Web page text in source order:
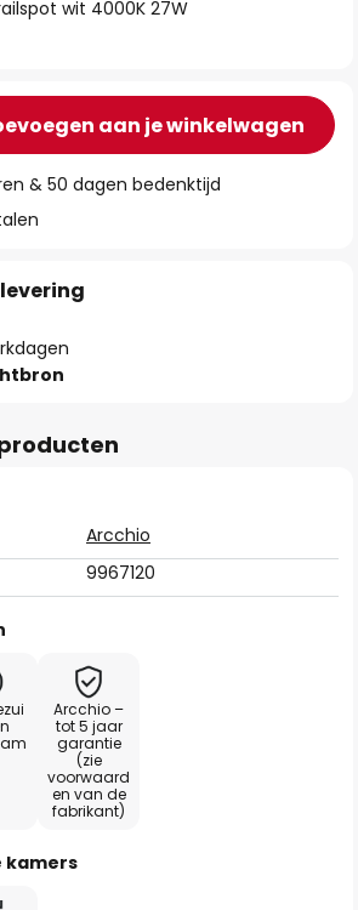
wit 4000K 27W
aan je winkelwagen
& 50 dagen bedenktijd
Arcchio
9967120
Arcchio –
tot 5 jaar
garantie
(zie
voorwaard
en van de
fabrikant)
kamers